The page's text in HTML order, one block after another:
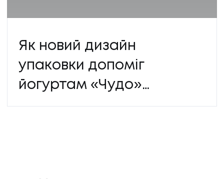
Як новий дизайн
упаковки допоміг
йогуртам «Чудо»
виділитися на полиці